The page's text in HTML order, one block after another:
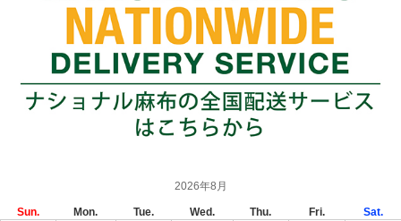
2026年8月
Sun. Mon. Tue. Wed. Thu. Fri.
Sat.